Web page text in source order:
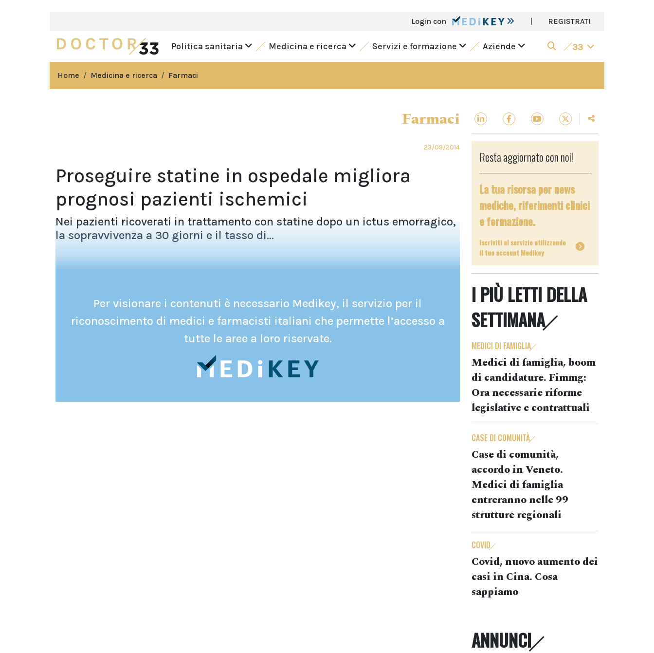
Login con | REGISTRATI
Politica sanitaria Medicina e ricerca Servizi e formazione Aziende 33
Home Medicina e ricerca Farmaci
Farmaci
23/09/2014
Proseguire statine in ospedale migliora
prognosi pazienti ischemici
Nei pazienti ricoverati in trattamento con statine dopo un ictus emorragico,
la sopravvivenza a 30 giorni e il tasso di...
Per visionare i contenuti è necessario Medikey, il servizio per il
riconoscimento di medici e farmacisti italiani che permette l’accesso a
tutte le aree a loro riservate.
Resta aggiornato con noi!
La tua risorsa per news
mediche, riferimenti clinici
e formazione.
Iscriviti al servizio utilizzando
il tuo account Medikey
I PIÙ LETTI DELLA
SETTIMANA
MEDICI DI FAMIGLIA
Medici di famiglia, boom
di candidature. Fimmg:
Ora necessarie riforme
legislative e contrattuali
CASE DI COMUNITÀ
Case di comunità,
accordo in Veneto.
Medici di famiglia
entreranno nelle 99
strutture regionali
COVID
Covid, nuovo aumento dei
casi in Cina. Cosa
sappiamo
ANNUNCI